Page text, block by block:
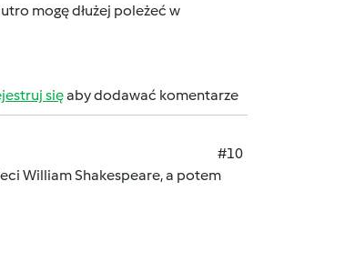
mogę dłużej poleżeć w
sięaby dodawać komentarze
#10
William Shakespeare, a potem